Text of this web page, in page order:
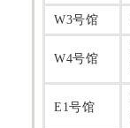
W3号馆
W4号馆
E1号馆